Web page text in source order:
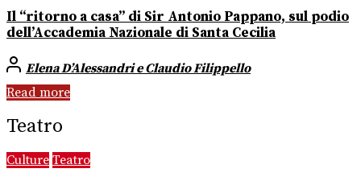
Il “ritorno a casa” di Sir Antonio Pappano, sul podio
dell’Accademia Nazionale di Santa Cecilia
Elena D’Alessandri e Claudio Filippello
Read more
Teatro
Culture Teatro